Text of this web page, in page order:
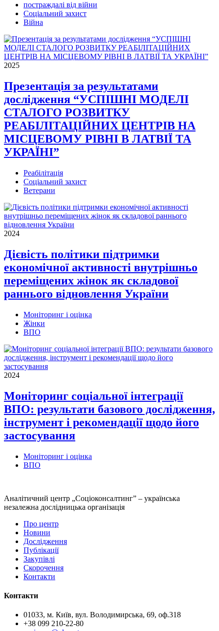
постраждалі від війни
Соціальний захист
Війна
2025
Презентація за результатами
дослідження “УСПІШНІ МОДЕЛІ
СТАЛОГО РОЗВИТКУ
РЕАБІЛІТАЦІЙНИХ ЦЕНТРІВ НА
МІСЦЕВОМУ РІВНІ В ЛАТВІЇ ТА
УКРАЇНІ”
Реабілітація
Соціальний захист
Ветерани
2024
Дієвість політики підтримки
економічної активності внутрішньо
переміщених жінок як складової
раннього відновлення України
Моніторинг і оцінка
Жінки
ВПО
2024
Моніторинг соціальної інтеграції
ВПО: результати базового дослідження,
інструмент і рекомендації щодо його
застосування
Моніторинг і оцінка
ВПО
Аналітичний центр „Соціоконсалтинг” – українська
незалежна дослідницька організація
Про центр
Новини
Дослідження
Публікації
Закупівлі
Скорочення
Контакти
Контакти
01033, м. Київ, вул. Володимирська, 69, оф.318
+38 099 210-22-80